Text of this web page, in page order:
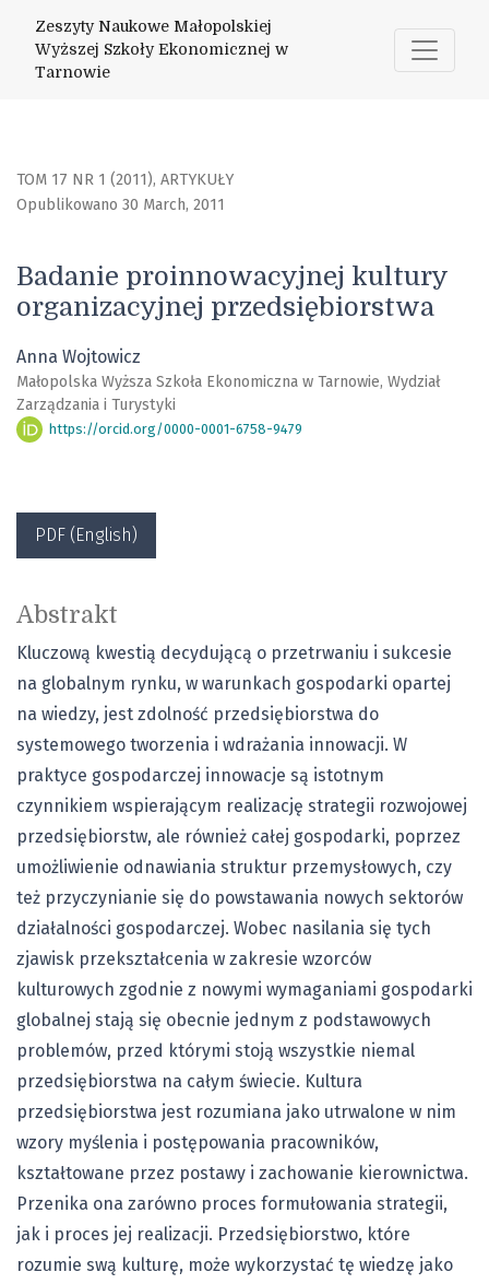
Zeszyty Naukowe Małopolskiej
Wyższej Szkoły Ekonomicznej w
Tarnowie
TOM 17 NR 1 (2011), ARTYKUŁY
Badanie proinnowacyjnej kultury
organizacyjnej przedsiębiorstwa
Opublikowano 30 March, 2011
Anna Wojtowicz
Małopolska Wyższa Szkoła Ekonomiczna w Tarnowie, Wydział
Zarządzania i Turystyki
https://orcid.org/0000-0001-6758-9479
PDF (English)
Abstrakt
Kluczową kwestią decydującą o przetrwaniu i sukcesie
na globalnym rynku, w warunkach gospodarki opartej
na wiedzy, jest zdolność przedsiębiorstwa do
systemowego tworzenia i wdrażania innowacji. W
praktyce gospodarczej innowacje są istotnym
czynnikiem wspierającym realizację strategii rozwojowej
przedsiębiorstw, ale również całej gospodarki, poprzez
umożliwienie odnawiania struktur przemysłowych, czy
też przyczynianie się do powstawania nowych sektorów
działalności gospodarczej. Wobec nasilania się tych
zjawisk przekształcenia w zakresie wzorców
kulturowych zgodnie z nowymi wymaganiami gospodarki
globalnej stają się obecnie jednym z podstawowych
problemów, przed którymi stoją wszystkie niemal
przedsiębiorstwa na całym świecie. Kultura
przedsiębiorstwa jest rozumiana jako utrwalone w nim
wzory myślenia i postępowania pracowników,
kształtowane przez postawy i zachowanie kierownictwa.
Przenika ona zarówno proces formułowania strategii,
jak i proces jej realizacji. Przedsiębiorstwo, które
rozumie swą kulturę, może wykorzystać tę wiedzę jako